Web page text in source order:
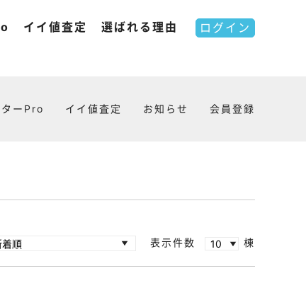
イイ値査定 選ばれる理由 ログイン
ーPro イイ値査定 お知らせ 会員登録
表示件数 棟